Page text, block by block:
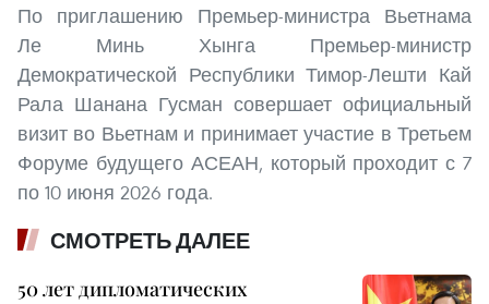
По приглашению Премьер-министра Вьетнама
Ле Минь Хынга Премьер-министр
Демократической Республики Тимор-Лешти Кай
Рала Шанана Гусман совершает официальный
визит во Вьетнам и принимает участие в Третьем
Форуме будущего АСЕАН, который проходит с 7
по 10 июня 2026 года.
СМОТРЕТЬ ДАЛЕЕ
50 лет дипломатических